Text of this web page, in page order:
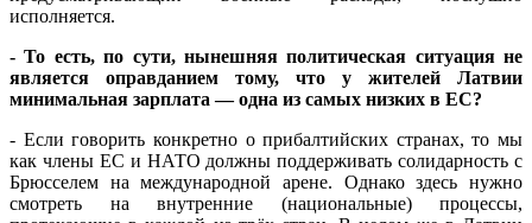
исполняется.
- То есть, по сути, нынешняя политическая ситуация не
является оправданием тому, что у жителей Латвии
минимальная зарплата — одна из самых низких в ЕС?
- Если говорить конкретно о прибалтийских странах, то мы
как члены ЕС и НАТО должны поддерживать солидарность с
Брюсселем на международной арене. Однако здесь нужно
смотреть на внутренние (национальные) процессы,